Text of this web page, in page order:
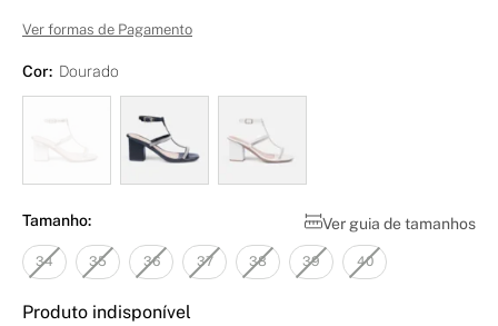
Ver formas de Pagamento
Cor: Dourado
Ver guia de tamanhos
Tamanho:
34 35 36 37 38 39 40
Produto indisponível